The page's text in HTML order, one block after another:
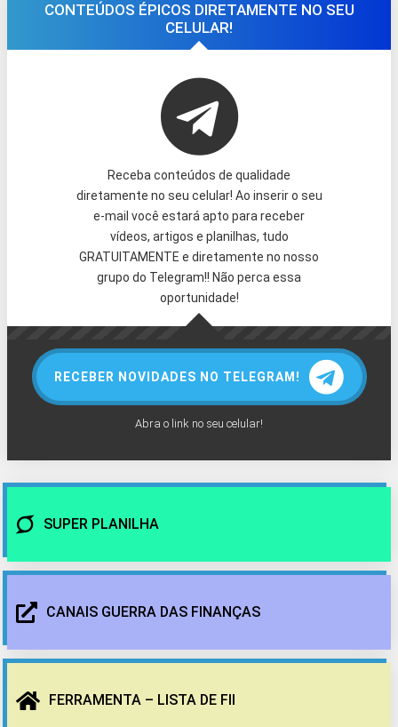
CONTEÚDOS ÉPICOS DIRETAMENTE NO SEU
CELULAR!
Receba conteúdos de qualidade
diretamente no seu celular! Ao inserir o seu
e-mail você estará apto para receber
vídeos, artigos e planilhas, tudo
GRATUITAMENTE e diretamente no nosso
grupo do Telegram!! Não perca essa
oportunidade!
RECEBER NOVIDADES NO TELEGRAM!
Abra o link no seu celular!
SUPER PLANILHA
CANAIS GUERRA DAS FINANÇAS
FERRAMENTA – LISTA DE FII